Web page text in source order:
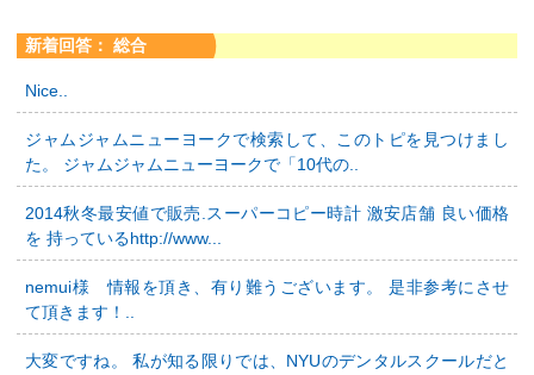
新着回答： 総合
Nice..
ジャムジャムニューヨークで検索して、このトピを見つけまし
た。 ジャムジャムニューヨークで「10代の..
2014秋冬最安値で販売.スーパーコピー時計 激安店舗 良い価格
を 持っているhttp://www...
nemui様 情報を頂き、有り難うございます。 是非参考にさせ
て頂きます！..
大変ですね。 私が知る限りでは、NYUのデンタルスクールだと